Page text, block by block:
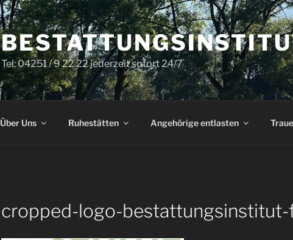
Tel: 04251 / 9 22 22 jederzeit sofort 24/7
Über Uns Ruhestätten Angehörige entlasten
cropped-logo-